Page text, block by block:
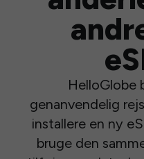
HelloGlobe
genanvendelig
installere en ny
bruge den